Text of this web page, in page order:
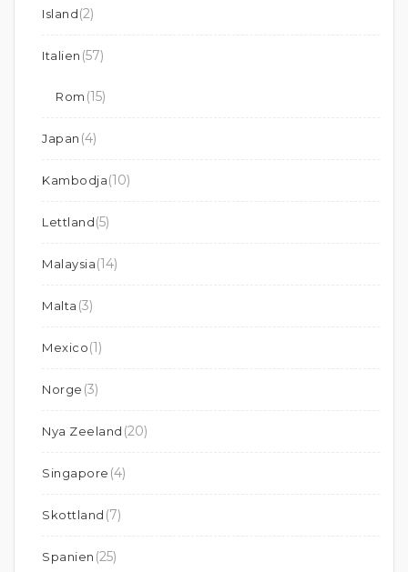
Island(2)
Italien (57)
Rom (15)
Japan (4)
Kambodja(10)
Lettland(5)
Malaysia(14)
Malta (3)
Mexico(1)
Norge (3)
Nya Zeeland (20)
Singapore (4)
Skottland (7)
Spanien (25)